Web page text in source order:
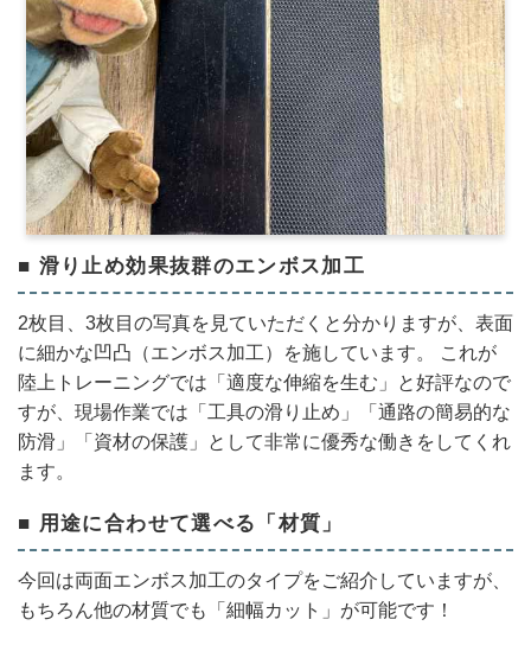
■ 滑り止め効果抜群のエンボス加工
2枚目、3枚目の写真を見ていただくと分かりますが、表面
に細かな凹凸（エンボス加工）を施しています。 これが
陸上トレーニングでは「適度な伸縮を生む」と好評なので
すが、現場作業では「工具の滑り止め」「通路の簡易的な
防滑」「資材の保護」として非常に優秀な働きをしてくれ
ます。
■ 用途に合わせて選べる「材質」
今回は両面エンボス加工のタイプをご紹介していますが、
もちろん他の材質でも「細幅カット」が可能です！